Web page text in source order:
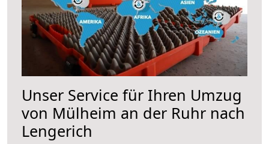
Unser Service für Ihren Umzug
von Mülheim an der Ruhr nach
Lengerich